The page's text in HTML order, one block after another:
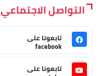
التواصل الاجتماعي
تابعونا على
facebook
تابعونا على